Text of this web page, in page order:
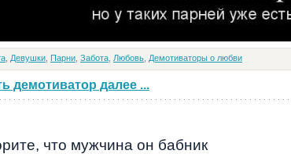
Девушки Парни Забота Любовь Демотиваторы о любви
демотиватор далее ...
что мужчина он бабник